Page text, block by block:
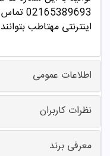
02165389693تماس
اینترنتی مهتاطب
اطلاعات عمومی
نظرات کاربران
معرفی برند